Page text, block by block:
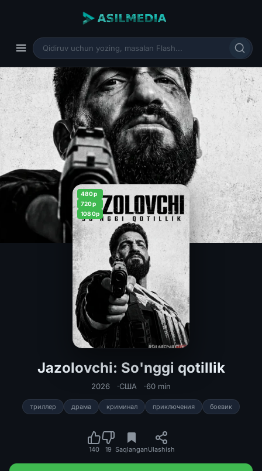
480p
720p
1080p
Jazolovchi: So'nggi qotillik
Jazolovchi: So'nggi qotillik 2026
2026 США 60 min
триллер драма криминал приключения боевик
140 19 SaqlanganUlashish